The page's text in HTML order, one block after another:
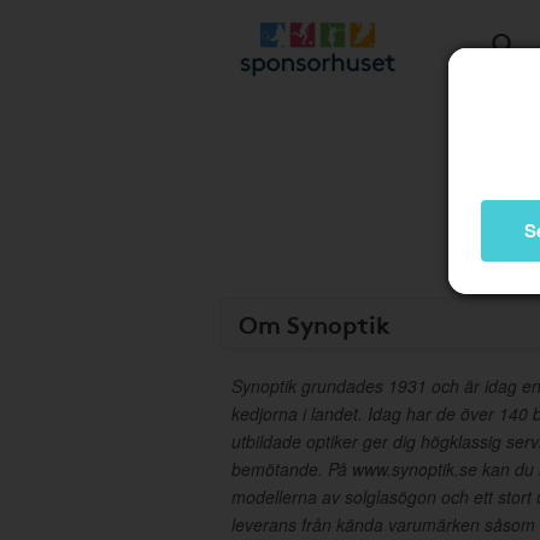
Om Synoptik
Synoptik grundades 1931 och är idag
kedjorna i landet. Idag har de över 140
utbildade optiker ger dig högklassig
bemötande. På www.synoptik.se kan
modellerna av solglasögon och ett stort
leverans från kända varumärken